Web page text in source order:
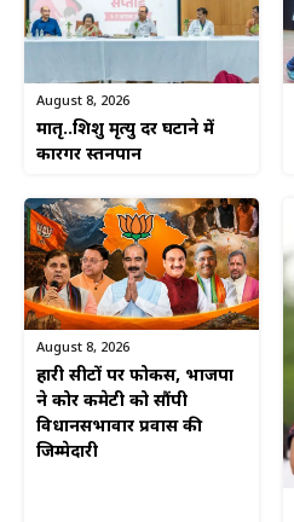
August 8, 2026
मातृ..शिशु मृत्यु दर घटाने में
कारगर स्तनपान
August 8, 2026
हारी सीटों पर फोकस, भाजपा
ने कोर कमेटी को सौंपी
विधानसभावार प्रवास की
जिम्मेदारी